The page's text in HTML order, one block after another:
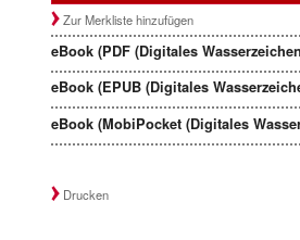
Zur Merkliste hinzufügen
eBook (PDF (Digitales
eBook (EPUB (Digitales
eBook (MobiPocket (Digitales
Drucken